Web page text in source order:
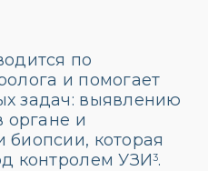
по
и помогает
задач: выявлению
органе и
которая
контролем УЗИ3.